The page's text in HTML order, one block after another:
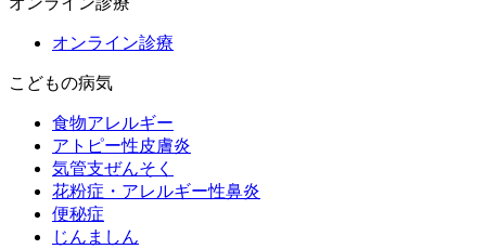
オンライン診療
こどもの病気
食物アレルギー
アトピー性皮膚炎
気管支ぜんそく
花粉症・アレルギー性鼻炎
便秘症
じんましん